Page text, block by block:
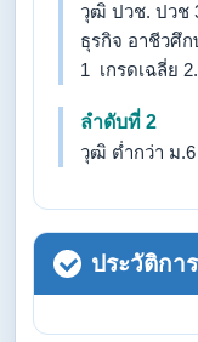
วุฒิ ปวช. ปวช
ธุรกิจ อาชีวศึ
1 เกรดเฉลี่ย
ลำดับที่ 2
วุฒิ ต่ำกว่า ม
ประวัติกา